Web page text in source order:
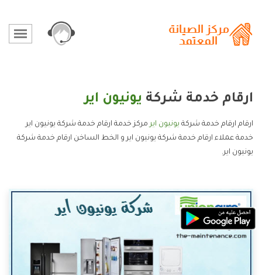
ارقام خدمة شركة يونيون اير
ارقام ارقام خدمة شركة يونيون ايرمركز خدمة ارقام خدمة شركة يونيون اير
خدمة عملاء ارقام خدمة شركة يونيون اير و الخط الساخن ارقام خدمة شركة
يونيون اير.